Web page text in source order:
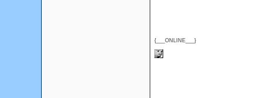
{___ONLINE___}